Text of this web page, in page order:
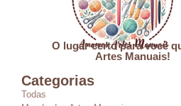
O lugar certo para você
Artes Manuais!
Categorias
Todas